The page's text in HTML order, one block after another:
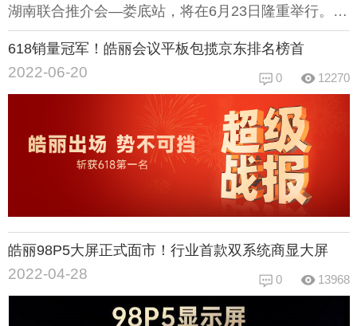
湖南联合推介会—娄底站，将在6月23日隆重举行。推介会作为重要的一种推广宣传方式，已广被认可。旨在帮助企业、社会组织和团体、政府等宣扬自己的特点、产品和政策，促进交流活动，为合作双方带来利益。同时向推荐对象传达相关组织、团体或企业的情况、文化价值观、人力资源政策等信息。本次推介会将围绕智能显示网络音频渠道展开，介绍并推广当地高新科技的显示和音频信息技术及产品。在数字化转型、可持续发展的今天，智慧化办公的推崇促进着显示类与音频类产品的更新完善。在这样的大环境下，科技信息的交流也使得本次推介会尤为重要。岳阳站会场展示皓丽凭借丰富的产品线、优秀的创新技术和完善的供应链体系，成为显示类行业的重要角色品牌。不仅在上届岳阳站的推介会上大放异彩，更在今年的电商618活动中拔得头筹，包揽京东榜首。相信本次推介会，皓丽的产品也将让您眼前一新！皓丽在此诚邀您的莅临，期待在湖南联合推介会—娄底站与您的相遇！
618销量冠军！皓丽会议平板包揽京东排名榜首
2022-06-20 0 12270
皓丽98P5大屏正式面市！行业首款双系统商显大屏
2022-04-28 0 13968